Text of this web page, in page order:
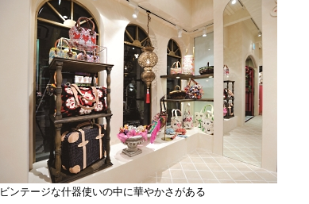
ビンテージな什器使いの中に華やかさがある